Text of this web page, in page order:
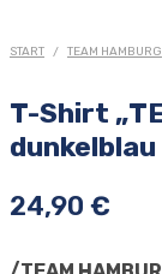
START / TEAM HAMBURG
T-Shirt
dunkelblau
24,90 €